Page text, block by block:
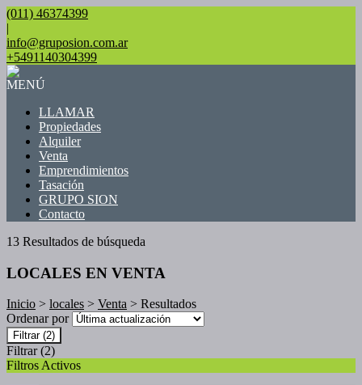
(011) 46374399
|
info@gruposion.com.ar
+5491140304399
MENÚ
LLAMAR
Propiedades
Alquiler
Venta
Emprendimientos
Tasación
GRUPO SION
Contacto
13 Resultados de búsqueda
LOCALES EN VENTA
Inicio > locales > Venta > Resultados
Ordenar por
Filtrar (2)
Filtrar (2)
Filtros Activos